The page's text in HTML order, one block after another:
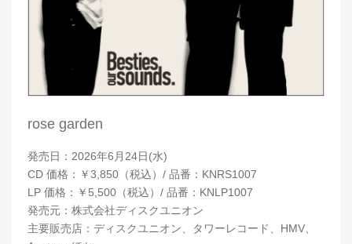
rose garden
発売日：2026年6月24日(水)
CD 価格：￥3,850（税込）/ 品番：KNRS1007
LP 価格：￥5,500（税込）/ 品番：KNLP1007
発売元：株式会社ディスクユニオン
主要販売店：ディスクユニオン、タワーレコード、HMV、